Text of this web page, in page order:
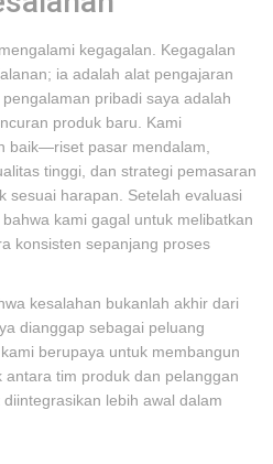
kegagalan. Kegagalan
ia adalah alat pengajaran
pribadi saya adalah
produk baru. Kami
baik—riset pasar mendalam,
tinggi, dan strategi pemasaran
sesuai harapan. Setelah evaluasi
kami gagal untuk melibatkan
konsisten sepanjang proses
kesalahan bukanlah akhir dari
dianggap sebagai peluang
berupaya untuk membangun
tim produk dan pelanggan
lebih awal dalam